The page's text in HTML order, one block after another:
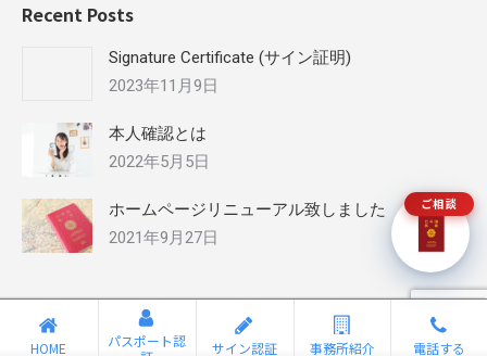
Recent Posts
Signature Certificate (サイン証明)
2023年11月9日
本人確認とは
2022年5月5日
ホームページリニューアル致しました
2021年9月27日
© パスポート認証net - 望月国際行政書士事務所
HOME
パスポート認
サイン認証 事務所紹介 電話する
ご相談